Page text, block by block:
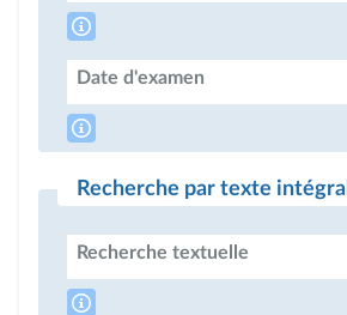
Date d'examen
Recherche par texte intégral
Recherche textuelle